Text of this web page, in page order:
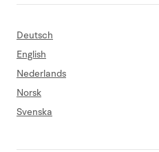
Deutsch
English
Nederlands
Norsk
Svenska